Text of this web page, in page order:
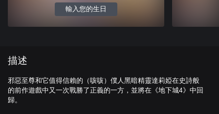
輸入您的生日
描述
邪惡至尊和它值得信賴的（咳咳）僕人黑暗精靈達莉婭在史詩般
的前作遊戲中又一次戰勝了正義的一方，並將在《地下城4》中回
歸。